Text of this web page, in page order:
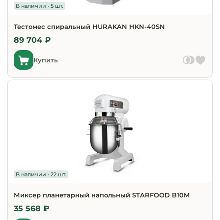
Тестомес спиральный HURAKAN HKN-40SN
В наличии · 5 шт.
89 704 ₽
Купить
Миксер планетарный напольный STARFOOD B10M
В наличии · 22 шт.
35 568 ₽